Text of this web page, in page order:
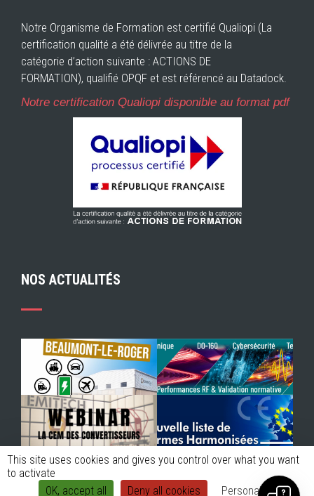
This site uses cookies and gives you control over what you want
to activate
OK, accept all
Deny all cookies Personalize
Notre Organisme de Formation est certifié Qualiopi (La
certification qualité a été délivrée au titre de la
catégorie d’action suivante : ACTIONS DE
FORMATION), qualifié OPQF et est référencé au Datadock.
Notre certification Qualiopi disponible au format pdf
NOS ACTUALITÉS